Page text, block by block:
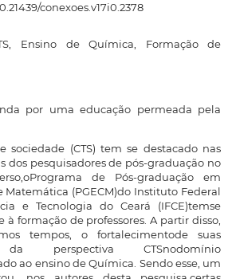
conexoes.v17i0.2378
Ensino de Química, Formação de
por uma educação permeada pela
sociedade (CTS) tem se destacado nas
dos pesquisadores de pós-graduação no
de Pós-graduação em
Matemática (PGECM)do Instituto Federal
e Tecnologia do Ceará (IFCE)temse
formação de professores. A partir disso,
tempos, o fortalecimentode suas
da perspectiva CTSnodomínio
ao ensino de Química. Sendo esse, um